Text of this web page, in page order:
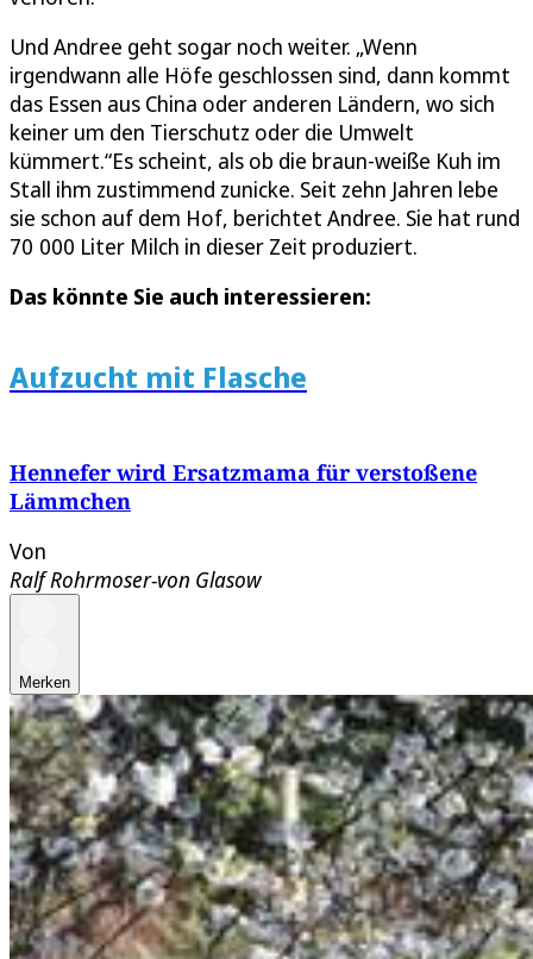
Und Andree geht sogar noch weiter. „Wenn
irgendwann alle Höfe geschlossen sind, dann kommt
das Essen aus China oder anderen Ländern, wo sich
keiner um den Tierschutz oder die Umwelt
kümmert.“Es scheint, als ob die braun-weiße Kuh im
Stall ihm zustimmend zunicke. Seit zehn Jahren lebe
sie schon auf dem Hof, berichtet Andree. Sie hat rund
70 000 Liter Milch in dieser Zeit produziert.
Das könnte Sie auch interessieren:
Aufzucht mit Flasche
Hennefer wird Ersatzmama für verstoßene
Lämmchen
Von
Ralf Rohrmoser-von Glasow
Merken